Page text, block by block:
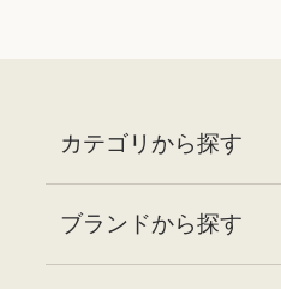
カテゴリから探す
ブランドから探す